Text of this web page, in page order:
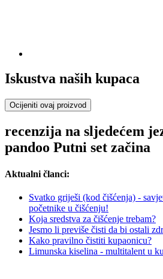
Iskustva naših kupaca
Ocijeniti ovaj proizvod
recenzija na sljedećem
pandoo Putni set začina
Aktualni članci:
Svatko griješi (kod čišćenja) -
početnike u čišćenju!
Koja sredstva za čišćenje trebam?
Jesmo li previše čisti da bi ostali
Kako pravilno čistiti kupaonicu?
Limunska kiselina - multitalent u